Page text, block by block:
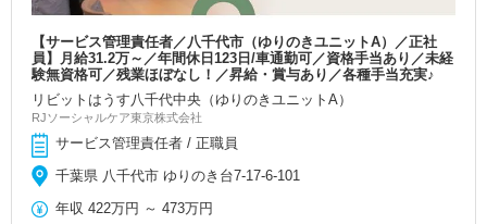
【サービス管理責任者／八千代市（ゆりのきユニットA）／正社
員】月給31.2万～／年間休日123日/車通勤可／資格手当あり／未経
験無資格可／残業ほぼなし！／昇給・賞与あり／各種手当充実♪
リビットはうす八千代中央（ゆりのきユニットA）
RJソーシャルケア東京株式会社
サービス管理責任者 / 正職員
千葉県 八千代市 ゆりのき台7-17-6-101
年収 422万円 ～473万円